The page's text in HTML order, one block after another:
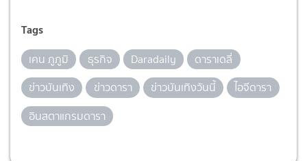
Tags
เคน ภูภูมิ ธุรกิจ Daradaily
ดาราเดลี่
ข่าวบันเทิง
ข่าวดารา ข่าวบันเทิงวันนี้
ไอจีดารา
อินสตาแกรมดารา